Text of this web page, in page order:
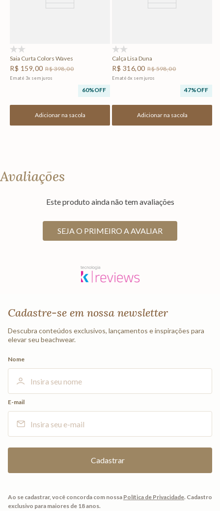
Saia Curta Colors Waves
R$ 159,00 R$398,00
Em até 3x sem juros
60%OFF
Adicionar na sacola
Calça Lisa Duna
R$ 316,00 R$598,00
Em até 6x sem juros
47%OFF
Adicionar na sacola
Avaliações
Este produto ainda não tem avaliações
SEJA O PRIMEIRO A AVALIAR
Cadastre-se em nossa newsletter
Descubra conteúdos exclusivos, lançamentos e inspirações para
elevar seu beachwear.
Nome
E-mail
Ao se cadastrar, você concorda com nossa Política de Privacidade. Cadastro
exclusivo para maiores de 18 anos.